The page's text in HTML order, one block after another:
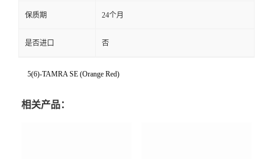
保质期 24个月
是否进口 否
5(6)-TAMRA SE (Orange Red)
相关产品：